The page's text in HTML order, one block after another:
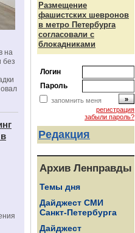
на
без
Размещение
фашистских шевронов
в метро Петербурга
согласовали с
блокадниками
Логин
Пароль
запомнить меня
регистрация
забыли пароль?
Редакция
Архив Ленправды
Темы дня
Дайджест СМИ
Санкт-Петербурга
Дайджест